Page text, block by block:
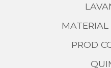
MATERIAL
PROD